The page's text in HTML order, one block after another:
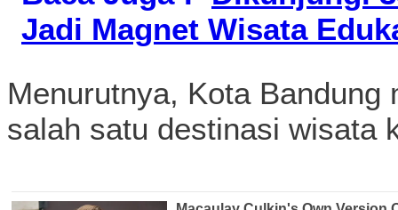
Jadi Magnet Wisata
Menurutnya, Kota
salah satu destinasi wisata